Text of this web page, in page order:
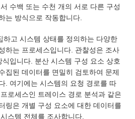
수백 또는 수천 개의 서로 다른 구성
는 방식으로 작동합니다.
하고 시스템 상태를 정의하는 다양한
하는 프로세스입니다. 관찰성은 조사
입니다. 분산 시스템 구성 요소 상호
집된 데이터를 면밀히 검토하여 문제
. 여기에는 시스템의 요청 경로를 따
로세스인 트레이스 경로 분석과 같은
링은 개별 구성 요소에 대한 데이터를
스템 전체를 조사합니다.